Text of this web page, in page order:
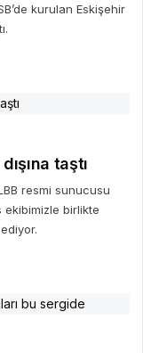
kurulan Eskişehir
taştı
resmi sunucusu
ekibimizle birlikte